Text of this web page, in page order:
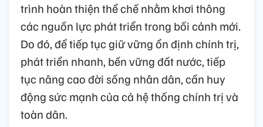
trình hoàn thiện thể chế nhằm khơi thông
các nguồn lực phát triển trong bối cảnh mới.
Do đó, để tiếp tục giữ vững ổn định chính trị,
phát triển nhanh, bền vững đất nước, tiếp
tục nâng cao đời sống nhân dân, cần huy
động sức mạnh của cả hệ thống chính trị và
toàn dân.